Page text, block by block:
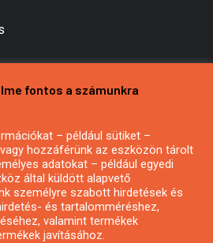
vagy hírlevél
fontos a számunkra
– például sütiket –
hozzáférünk az eszközön tárolt
adatokat – például egyedi
által küldött alapvető
személyre szabott hirdetések és
és tartalomméréshez,
valamint termékek
javításához.